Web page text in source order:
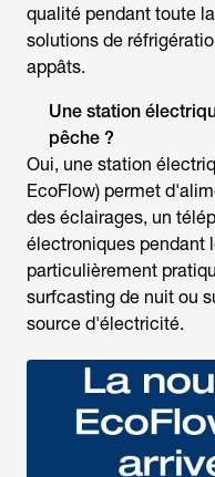
qualité pendant toute
solutions de
appâts.
Une station
pêche ?
Oui, une station
EcoFlow) permet
des éclairages, un
électroniques pendant
particulièrement
surfcasting de nuit ou
source d'électricité.